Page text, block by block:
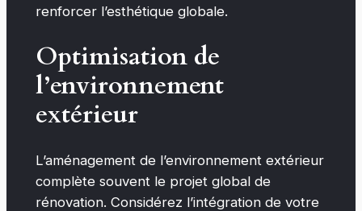
renforcer l’esthétique globale.
Optimisation de
l’environnement
extérieur
L’aménagement de l’environnement extérieur
complète souvent le projet global de
rénovation. Considérez l’intégration de votre